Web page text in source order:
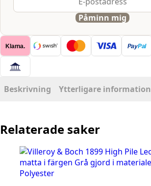
Påminn mig
Klarna. PayPal
Beskrivning Ytterligare information
Relaterade saker